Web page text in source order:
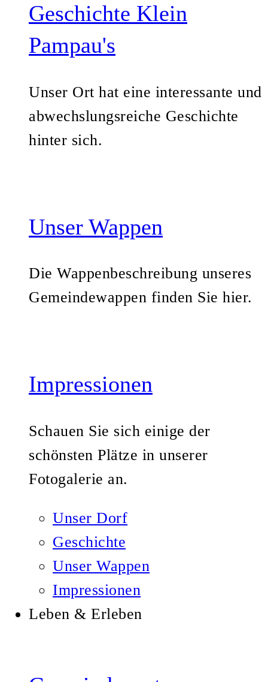
Geschichte Klein
Pampau's
Unser Ort hat eine interessante und
abwechslungsreiche Geschichte
hinter sich.
Unser Wappen
Die Wappenbeschreibung unseres
Gemeindewappen finden Sie hier.
Impressionen
Schauen Sie sich einige der
schönsten Plätze in unserer
Fotogalerie an.
Unser Dorf
Geschichte
Unser Wappen
Impressionen
Leben & Erleben